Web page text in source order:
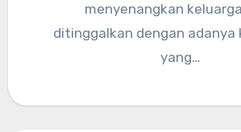
menyenangkan
ditinggalkan dengan adanya
yang…